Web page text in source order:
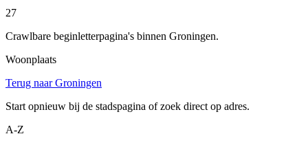
27
Crawlbare beginletterpagina's binnen Groningen.
Woonplaats
Terug naar Groningen
Start opnieuw bij de stadspagina of zoek direct op adres.
A-Z